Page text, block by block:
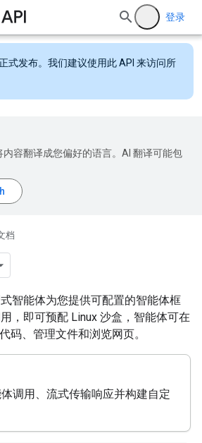
登录
式发布。我们建议使用此 API 来访问所
内容翻译成您偏好的语言。AI 翻译可能包
档
智能体为您提供可配置的智能体框
，即可预配 Linux 沙盒，智能体可在
码、管理文件和浏览网页。
调用、流式传输响应并构建自定